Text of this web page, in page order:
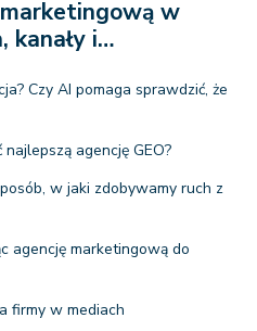
w
kanały i…
Czy AI pomaga sprawdzić, że
agencję GEO?
w jaki zdobywamy ruch z
agencję marketingową do
firmy w mediach